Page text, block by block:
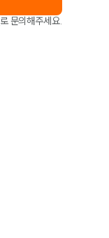
로 문의해주세요.